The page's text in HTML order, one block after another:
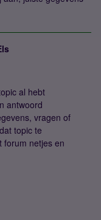
al hebt
antwoord
vragen of
topic te
forum netjes en